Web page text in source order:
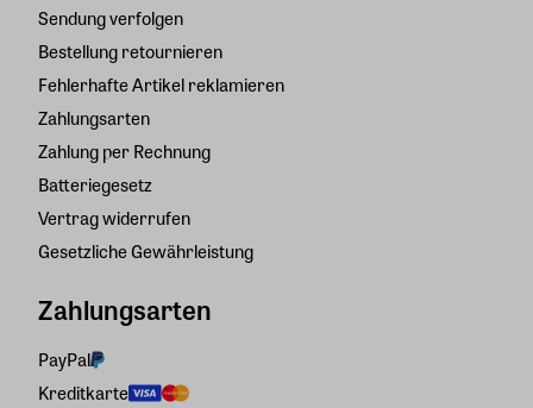
Sendung verfolgen
Bestellung retournieren
Fehlerhafte Artikel reklamieren
Zahlungsarten
Zahlung per Rechnung
Batteriegesetz
Vertrag widerrufen
Gesetzliche Gewährleistung
Zahlungsarten
PayPal
Kreditkarte